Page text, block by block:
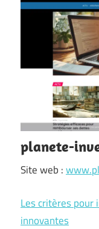
planete-
Site web :
Les critères
innovantes